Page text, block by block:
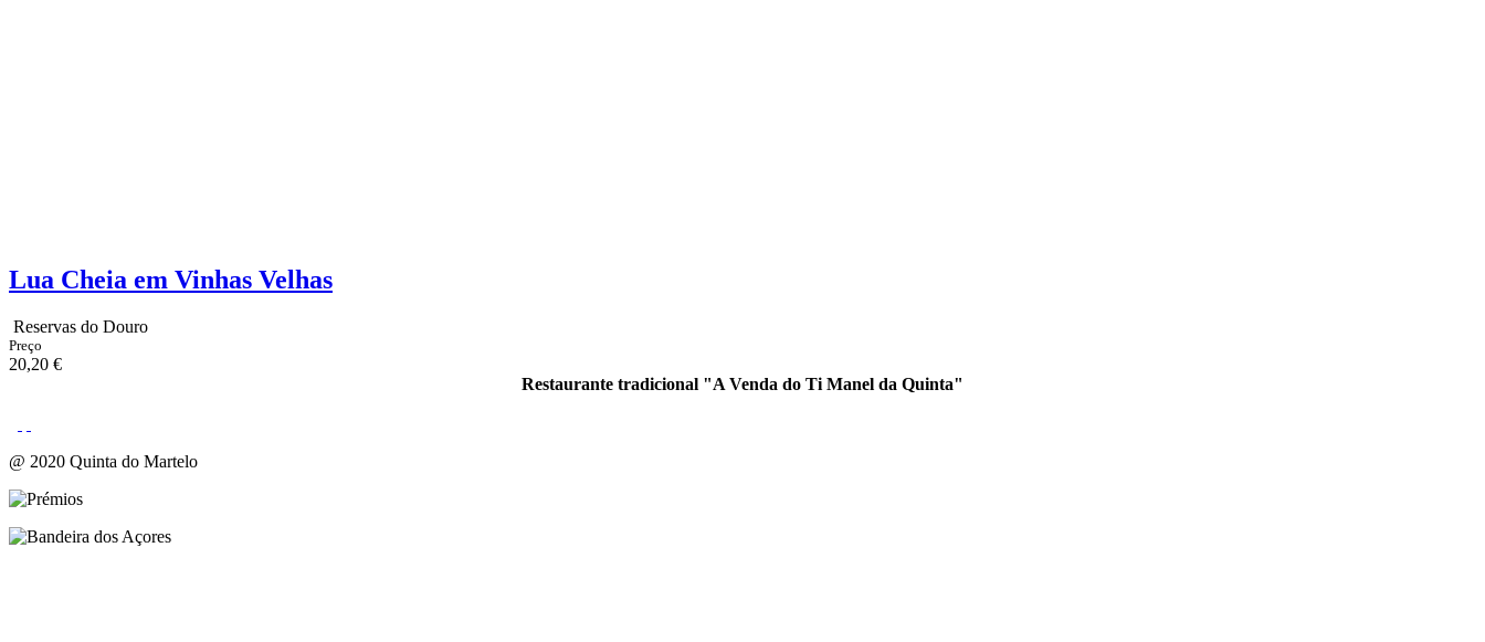
Lua Cheia em Vinhas Velhas
Reservas do Douro
Preço
20,20 €
Restaurante tradicional "A Venda do Ti Manel da Quinta"
@ 2020 Quinta do Martelo